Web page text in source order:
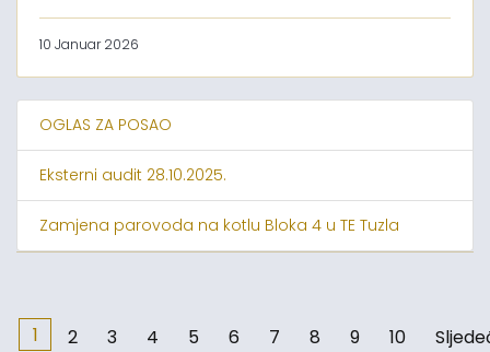
10 Januar 2026
OGLAS ZA POSAO
Eksterni audit 28.10.2025.
Zamjena parovoda na kotlu Bloka 4 u TE Tuzla
1 2 3 4 5 6 7 8 9 10